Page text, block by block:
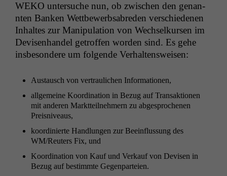
WEKO unter­suche nun, ob zwis­chen den genan­
nten Banken Wet­tbe­werb­sabre­den ver­schiede­nen
Inhaltes zur Manip­u­la­tion von Wech­selkursen im
Devisen­han­del getrof­fen wor­den sind. Es gehe
ins­beson­dere um fol­gende Verhaltensweisen:
Aus­tausch von ver­traulichen Informationen,
all­ge­meine Koor­di­na­tion in Bezug auf Transak­tio­nen
mit anderen Mark­t­teil­nehmern zu abge­sproch­enen
Preisniveaus,
koor­dinierte Hand­lun­gen zur Bee­in­flus­sung des
WM/Reuters Fix, und
Koor­di­na­tion von Kauf und Verkauf von Devisen in
Bezug auf bes­timmte Gegenparteien.